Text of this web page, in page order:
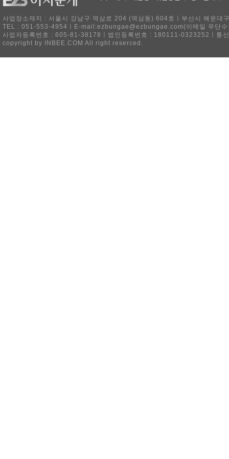
사업장소재지 : 서울시 강남구 역삼로 204 (역삼동) 604호ㅣ부산시 해운
TEL : 051-553-4954ㅣE-mail:ezbungae@ezbungae.com(이메일 무단수
사업자등록번호 : 605-81-38178ㅣ법인등록번호 : 180111-0323252ㅣ통
copyright by INBEE.COM All right reserced.